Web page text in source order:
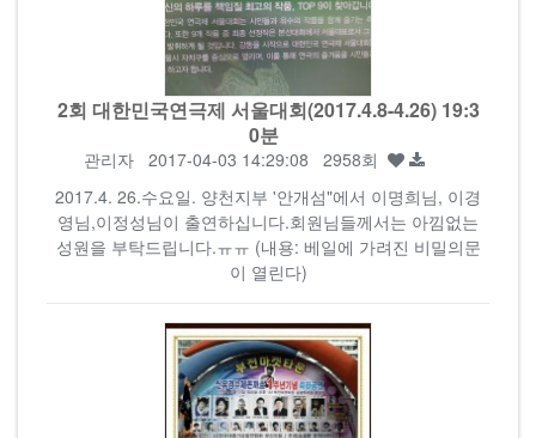
2회 대한민국연극제 서울대회(2017.4.8-4.26) 19:3
0분
관리자2017-04-03 14:29:08 2958회
2017.4. 26.수요일. 양천지부 '안개섬"에서 이명희님, 이경
영님,이정성님이 출연하십니다.회원님들께서는 아낌없는
성원을 부탁드립니다.ㅠㅠ (내용: 베일에 가려진 비밀의문
이 열린다)